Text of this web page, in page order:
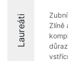
Laureáti
Zlíně